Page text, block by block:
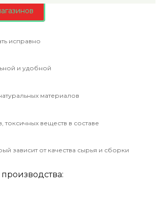
исправно
и удобной
материалов
веществ в составе
зависит от качества сырья и сборки